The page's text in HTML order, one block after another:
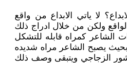
لا ياتي الابداع من واقع
ولكن من خلال ادراج ذلك
الشاعر كمراه قابله للتشكل
بحيث يصبح الشاعر مراه شديده
الزجاجي ويتبقى وصف ذلك